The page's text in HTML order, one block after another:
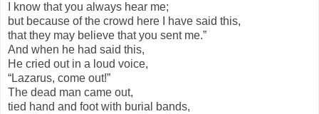
I know that you always hear me;
but because of the crowd here I have said this,
that they may believe that you sent me.”
And when he had said this,
He cried out in a loud voice,
“Lazarus, come out!”
The dead man came out,
tied hand and foot with burial bands,